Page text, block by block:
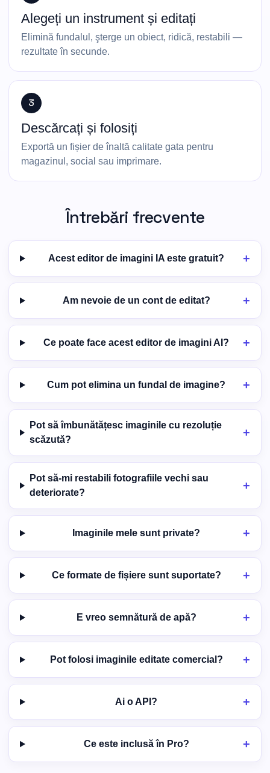
Alegeți un instrument și editați
Elimină fundalul, şterge un obiect, ridică, restabili —
rezultate în secunde.
3
Descărcați și folosiți
Exportă un fișier de înaltă calitate gata pentru
magazinul, social sau imprimare.
Întrebări frecvente
Acest editor de imagini IA este gratuit?
Am nevoie de un cont de editat?
Ce poate face acest editor de imagini AI?
Cum pot elimina un fundal de imagine?
Pot să îmbunătățesc imaginile cu rezoluție
scăzută?
Pot să-mi restabili fotografiile vechi sau
deteriorate?
Imaginile mele sunt private?
Ce formate de fișiere sunt suportate?
E vreo semnătură de apă?
Pot folosi imaginile editate comercial?
Ai o API?
Ce este inclusă în Pro?